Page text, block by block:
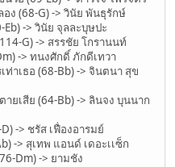
ง (68-G) -> วินัย พันธุรักษ์
-> วินัย จุลละบุษปะ
G) -> สรรชัย โกรานนท์
-> ทนงศักดิ์ ภักดีเทวา
าเธอ (68-Bb) -> จินตนา สุข
ยเสีย (64-Bb) -> ลินจง บุนนาก
-> ชรัส เฟื่องอารมย์
-> สุเทพ แอนด์ เดอะเเซ็ก
Dm) -> ยามชัง